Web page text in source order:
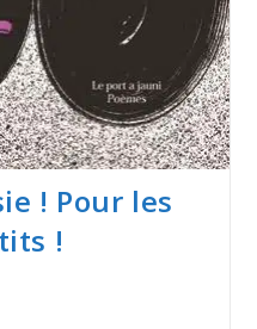
! Pour les
!